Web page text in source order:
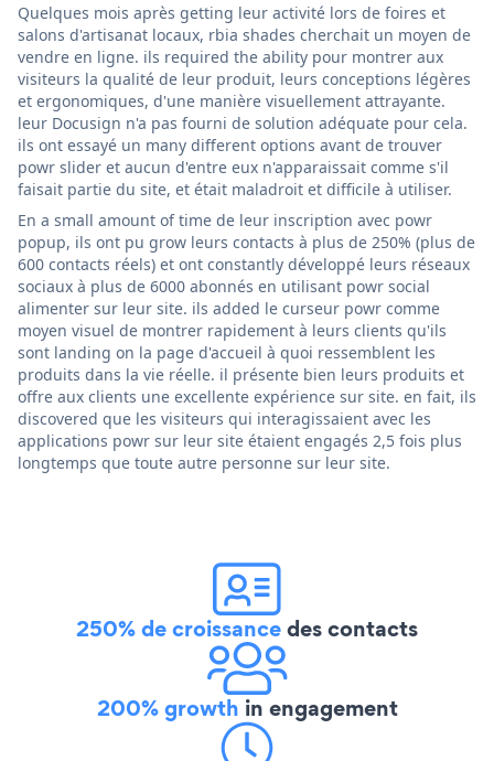
Quelques mois après getting leur activité lors de foires et
salons d'artisanat locaux, rbia shades cherchait un moyen de
vendre en ligne. ils required the ability pour montrer aux
visiteurs la qualité de leur produit, leurs conceptions légères
et ergonomiques, d'une manière visuellement attrayante.
leur Docusign n'a pas fourni de solution adéquate pour cela.
ils ont essayé un many different options avant de trouver
powr slider et aucun d'entre eux n'apparaissait comme s'il
faisait partie du site, et était maladroit et difficile à utiliser.
En a small amount of time de leur inscription avec powr
popup, ils ont pu grow leurs contacts à plus de 250% (plus de
600 contacts réels) et ont constantly développé leurs réseaux
sociaux à plus de 6000 abonnés en utilisant powr social
alimenter sur leur site. ils added le curseur powr comme
moyen visuel de montrer rapidement à leurs clients qu'ils
sont landing on la page d'accueil à quoi ressemblent les
produits dans la vie réelle. il présente bien leurs produits et
offre aux clients une excellente expérience sur site. en fait, ils
discovered que les visiteurs qui interagissaient avec les
applications powr sur leur site étaient engagés 2,5 fois plus
longtemps que toute autre personne sur leur site.
250% de croissancedes contacts
200% growth in engagement